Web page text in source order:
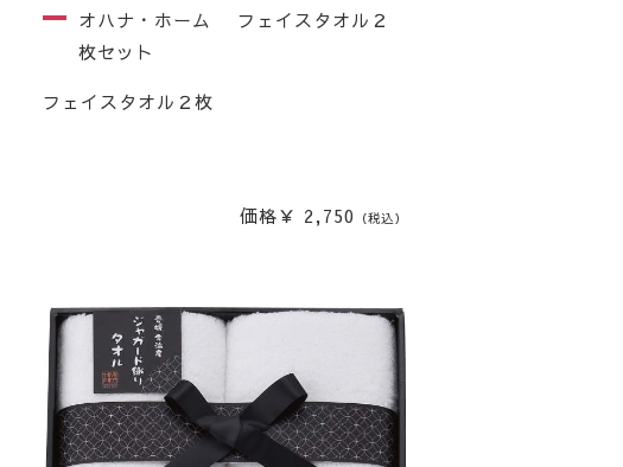
オハナ・ホーム フェイスタオル２
枚セット
フェイスタオル２枚
価格￥ 2,750 （税込）